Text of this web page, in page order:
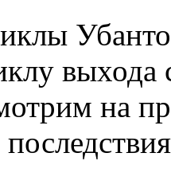
выхода
на